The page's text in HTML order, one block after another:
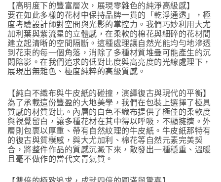
【高明度下的豐富層次，展現零雜色的純淨高級感】
要在如此多樣的花材中保持品牌一貫的「乾淨通透」，極
度考驗設計師對空間與光影的掌控力。我們巧妙利用大尤
加利葉與紫流星的立體感，在柔軟的棉花與細碎的花材間
建立起清晰的空間隔斷。這種處理讓自然光能均勻地滲透
到花束的每一個角落，消除了多種材質堆疊可能產生的沉
悶陰影。在我們追求的低對比度與高亮度的光線處理下，
展現出無雜色、極度純粹的高級質感。
【純白不織布與牛皮紙的碰撞，演繹復古與現代的平衡】
為了承載這份豐盈的大地美學，我們在包裝上選擇了極具
質感的材質對比。內層的白色不織布提供了極佳的柔軟度
與視覺留白，讓多種花材在其中得以呼吸，不顯擁擠。外
層則包裹以厚重、帶有自然紋理的牛皮紙。牛皮紙那特有
的復古與質樸感，與大尤加利、棉花等自然元素完美契
合，將整件作品的質感沉澱下來，散發出一種穩重、溫暖
且毫不做作的當代文青氣質。